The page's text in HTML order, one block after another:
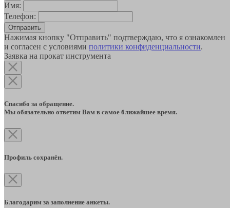
Имя:
Телефон:
Отправить
Нажимая кнопку "Отправить" подтверждаю, что я ознакомлен
и согласен с условиями политики конфиденциальности.
Заявка на прокат инструмента
Спасибо за обращение.
Мы обязательно ответим Вам в самое ближайшее время.
Профиль сохранён.
Благодарим за заполнение анкеты.